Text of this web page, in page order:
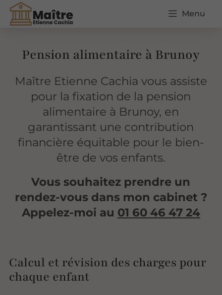
Menu
Pension alimentaire à Brunoy
Maître Etienne Cachia vous assiste
pour la fixation de la pension
alimentaire à Brunoy, en
garantissant une contribution
financière équitable pour le bien-
être de vos enfants.
Vous souhaitez prendre un
rendez-vous dans mon cabinet ?
Appelez-moi au 01 60 46 47 24
Calcul et révision des charges pour
chaque enfant